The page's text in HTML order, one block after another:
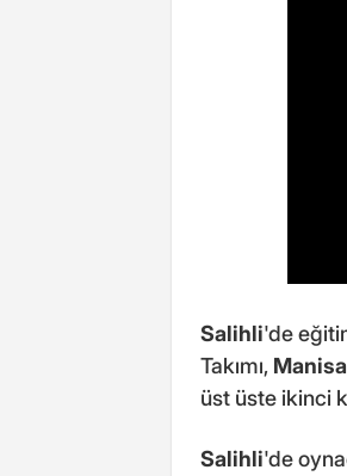
Salihli'de
Takımı, Manisa
üst üste ikinci
Salihli'de